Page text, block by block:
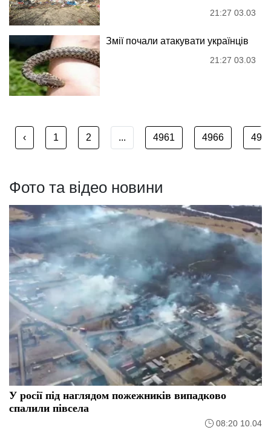
21:27 03.03
Змії почали атакувати українців
21:27 03.03
‹ 1 2 ... 4961 4966
Фото та відео новини
У росії під наглядом пожежників випадково
спалили півсела
08:20 10.04